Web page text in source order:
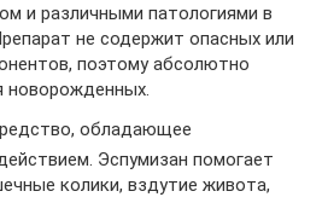
и различными патологиями в
не содержит опасных или
поэтому абсолютно
новорожденных.
обладающее
Эспумизан помогает
колики, вздутие живота,